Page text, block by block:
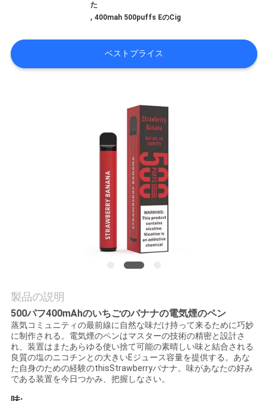
旅
行
要
求
し
な
さ
た
,400mah 500puffs EのCig
ベストプライス
製品の説明
500パフ400mAhのいちごのバナナの電気煙のペン
蒸気コミュニティの最前線に自然な味だけ持って来るために巧妙
に制作される。電気煙のペンはマスターの技術の精密と設計さ
れ、装置はまたあらゆる使い捨て可能の素晴しい味と結合される
良質の塩のニコチンとの大きいEジュース容量を提供する。あな
た自身のための経験のthisStrawberryバナナ。味があなたの好み
である装置を今日つかみ、把握しなさい。